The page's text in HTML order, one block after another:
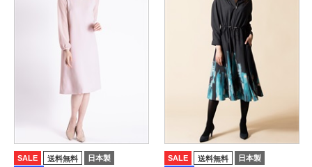
SALE 送料無料
日本製
SALE 送料無料
日本製